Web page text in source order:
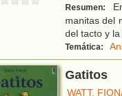
Resumen:
manitas del
del tacto y
Temática:
Gatitos
WATT,